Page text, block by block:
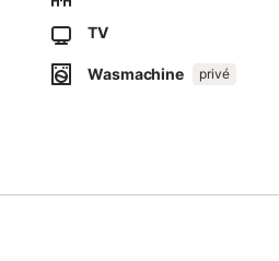
verlichting.
TV
Wasmachine privé